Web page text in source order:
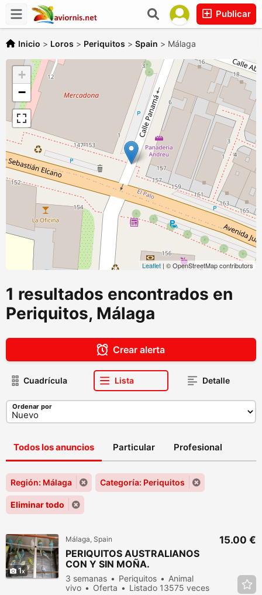
Publicar
Inicio > Loros > Periquitos > Spain > Málaga
+
−
Leaflet | © OpenStreetMap contributors
1 resultados encontrados en
Periquitos, Málaga
Crear alerta
Cuadrícula Lista Detalle
Ordenar por
Todos los anuncios Particular Profesional
Región: Málaga Categoría: Periquitos
Eliminar todo
1
Málaga, Spain
PERIQUITOS AUSTRALIANOS
CON Y SIN MOÑA.
3 semanas Periquitos
Animal
vivo
Oferta
Listado 13575 veces
15.00 €